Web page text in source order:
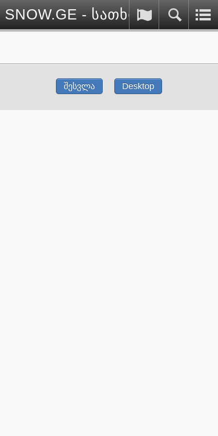
SNOW.GE - სათხილამურო
შესვლა Desktop